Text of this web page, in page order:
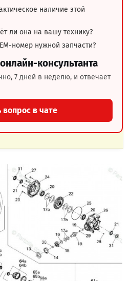
наличие этой
ли она на вашу технику?
номер нужной запчасти?
консультанта
7 дней в неделю, и отвечает
вопрос в чате